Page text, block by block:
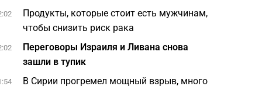
Продукты, которые стоит есть мужчинам,
чтобы снизить риск рака
Переговоры Израиля и Ливана снова
зашли в тупик
В Сирии прогремел мощный взрыв, много